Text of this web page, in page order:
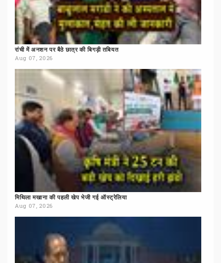
रांची में अनशन पर बैठे छात्र की बिगड़ी तबियत
Aug 07, 2026
मिथिला मखाना की पहली खेप भेजी गई ऑस्ट्रेलिया
Aug 07, 2026